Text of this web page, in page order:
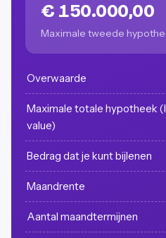
€ 150.000,00
Maximale tweede
Overwaarde
Maximale totale hypotheek
value)
Bedrag dat je kunt bijlenen
Maandrente
Aantal maandtermijnen